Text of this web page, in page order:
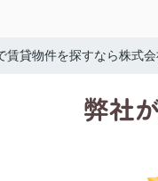
賃貸物件を探すなら株式
弊社